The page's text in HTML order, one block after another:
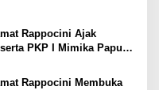
Rappocini Ajak
PKP I Mimika Papua
Rappocini Membuka